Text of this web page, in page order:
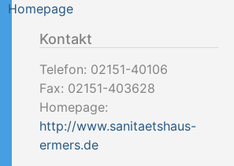
Homepage
Kontakt
Telefon: 02151-40106
Fax: 02151-403628
Homepage:
http://www.sanitaetshaus-
ermers.de